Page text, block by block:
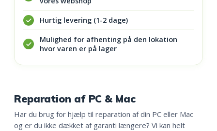
Hurtig levering (1-2 dage)
Mulighed for afhenting på den lokation
hvor varen er på lager
Reparation af PC & Mac
Har du brug for hjælp til reparation af din PC eller Mac
og er du ikke dækket af garanti længere? Vi kan helt